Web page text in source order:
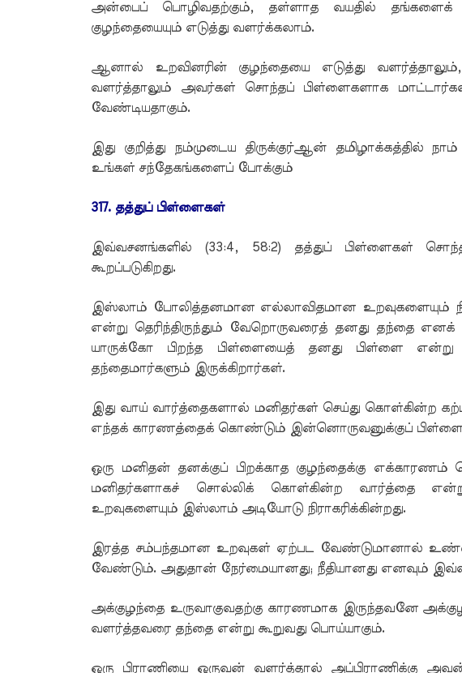
அன்பைப் பொழிவதற்கும், தள்ளாத வயதில் தங்களைக்
குழந்தையையும் எடுத்து வளர்க்கலாம்.
ஆனால் உறவினரின் குழந்தையை எடுத்து
வளர்த்தாலும் அவர்கள் சொந்தப் பிள்ளைகளாக
வேண்டியதாகும்.
இது குறித்து நம்முடைய திருக்குர்ஆன் தமிழாக்கத்தில்
உங்கள் சந்தேகங்களைப் போக்கும்
317. தத்துப் பிள்ளைகள்
இவ்வசனங்களில் (33:4, 58:2) தத்துப் பிள்ளைகள்
கூறப்படுகிறது.
இஸ்லாம் போலித்தனமான எல்லாவிதமான உறவுகளையும்
என்று தெரிந்திருந்தும் வேறொருவரைத் தனது தந்தை எனக்
யாருக்கோ பிறந்த பிள்ளையைத் தனது பிள்ளை
தந்தைமார்களும் இருக்கிறார்கள்.
இது வாய் வார்த்தைகளால் மனிதர்கள் செய்து கொள்கின்ற
எந்தக் காரணத்தைக் கொண்டும் இன்னொருவனுக்குப்
ஒரு மனிதன் தனக்குப் பிறக்காத குழந்தைக்கு எக்காரணம்
மனிதர்களாகச் சொல்லிக் கொள்கின்ற வார்த்தை
உறவுகளையும் இஸ்லாம் அடியோடு நிராகரிக்கின்றது.
இரத்த சம்பந்தமான உறவுகள் ஏற்பட வேண்டுமானால்
வேண்டும். அதுதான் நேர்மையானது; நீதியானது எனவும்
அக்குழந்தை உருவாகுவதற்கு காரணமாக இருந்தவனே
வளர்த்தவரை தந்தை என்று கூறுவது பொய்யாகும்.
ஒரு பிராணியை ஒருவன் வளர்த்தால் அப்பிராணிக்கு அவன்